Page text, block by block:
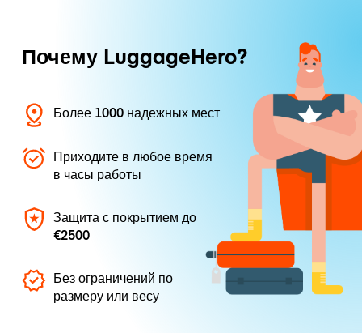
Почему LuggageHero?
Более 1000 надежных мест
Приходите в любое время
в часы работы
Защита с покрытием до
€2500
Без ограничений по
размеру или весу